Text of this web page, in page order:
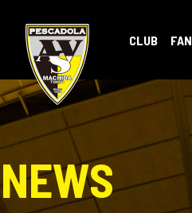
CLUB FAN
NEWS